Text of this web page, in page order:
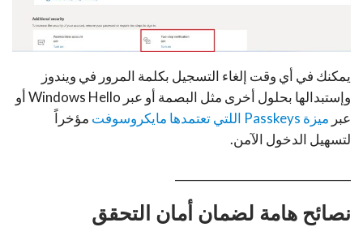
يمكنك في أي وقت إلغاء التسجيل بكلمة المرور في ويندوز
وإستبدالها بحلول أخرى مثل البصمة أو عبر Windows Hello أو
عبر ميزة Passkeys اللتي تعتمدها مايكروسوفت
مؤخراً
لتسهيل الدخول الآمن.
نصائح هامة لضمان أمان التحقق